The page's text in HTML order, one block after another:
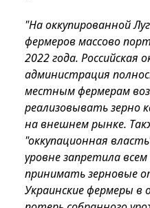
"На оккупированной
фермеров массово
2022 года. Российская
администрация
местным фермерам
реализовывать зерно
на внешнем рынке.
"оккупационная
уровне запретила
принимать зерновые
Украинские фермеры